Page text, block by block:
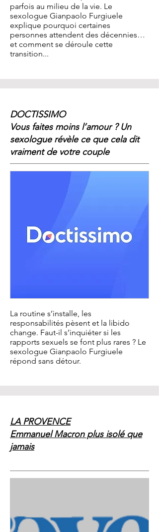
parfois au milieu de la vie. Le
sexologue Gianpaolo Furgiuele
explique pourquoi certaines
personnes attendent des décennies…
et comment se déroule cette
transition...
DOCTISSIMO
Vous faites moins l’amour ? Un
sexologue révèle ce que cela dit
vraiment de votre couple
La routine s’installe, les
responsabilités pèsent et la libido
change. Faut-il s’inquiéter si les
rapports sexuels se font plus rares ? Le
sexologue Gianpaolo Furgiuele
répond sans détour.
LA PROVENCE
Emmanuel Macron plus isolé que
jamais